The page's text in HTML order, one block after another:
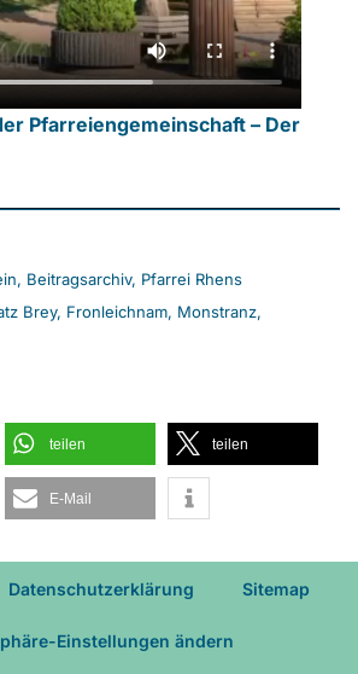
Pfarreiengemeinschaft – Der
, Beitragsarchiv, Pfarrei Rhens
Brey, Fronleichnam, Monstranz,
teilen teilen
E-Mail
Datenschutzerklärung Sitemap
Einstellungen ändern